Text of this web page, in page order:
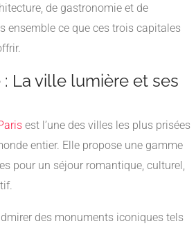
de gastronomie et de
ensemble ce que ces trois capitales
: La ville lumière et ses
est l’une des villes les plus prisées
entier. Elle propose une gamme
pour un séjour romantique, culturel,
des monuments iconiques tels